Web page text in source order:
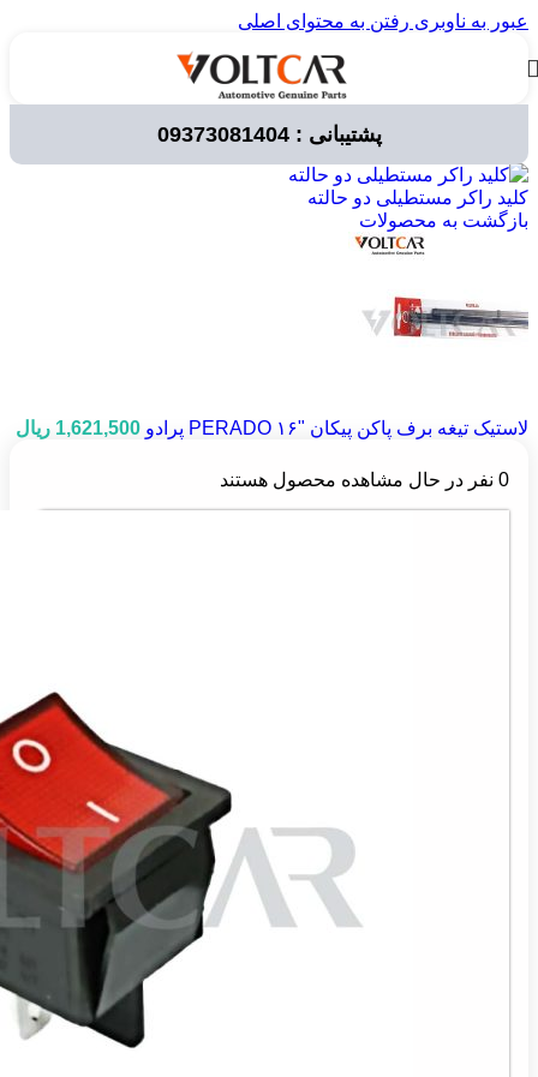
عبور به ناوبری رفتن به محتوای اصلی
پشتیبانی : 09373081404لوازم برقی خودرو/ کلید شیشه بالابر
کلید راکر مستطیلی دو حالته
بازگشت به محصولات
لاستیک تیغه برف پاکن پیکان "۱۶ PERADO پرادو 1,621,500 ریال
0 نفر در حال مشاهده محصول هستند